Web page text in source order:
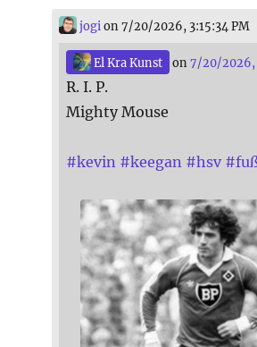
jogion 7/20/2026, 3:15:34 PM
El Kra Kunst on7/20/2026,
R. I. P.
Mighty Mouse
#kevin #keegan #hsv #